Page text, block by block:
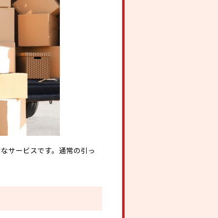
サービスです。通常の引っ